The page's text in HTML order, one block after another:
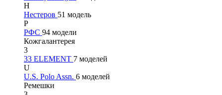
Н
Нестеров 51 модель
Р
РФС 94 модели
Кожгалантерея
3
33 ELEMENT 7 моделей
U
U.S. Polo Assn. 6 моделей
Ремешки